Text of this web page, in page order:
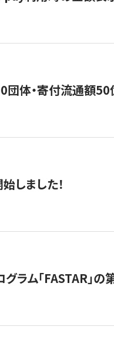
体・寄付流通額50
しました！
ラム「FASTAR」